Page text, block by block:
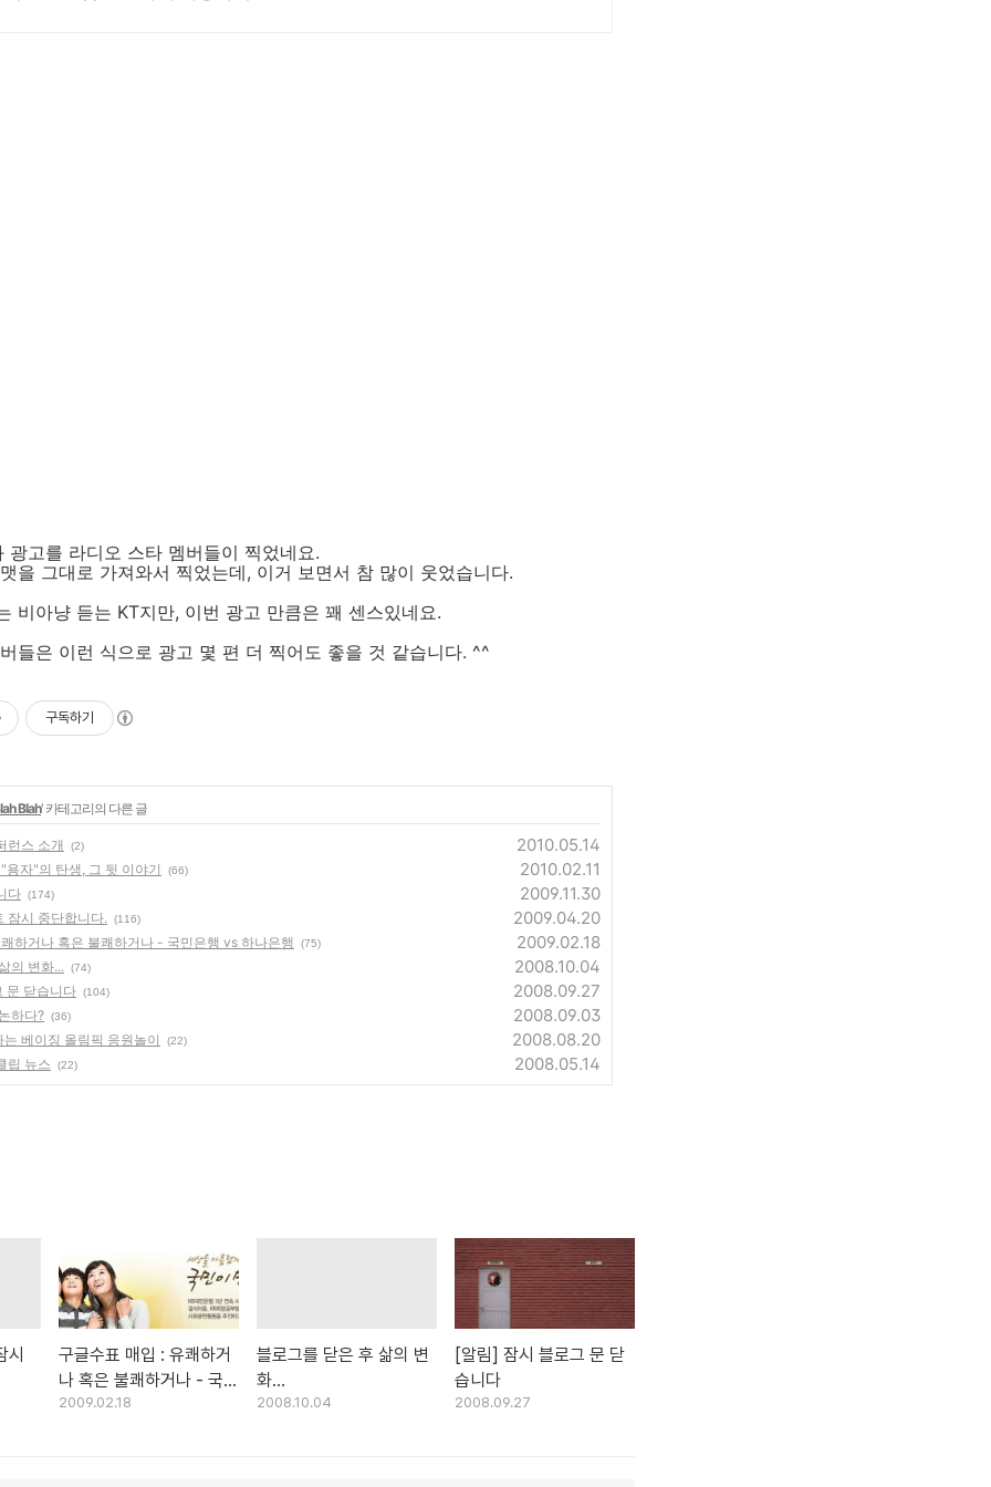
광고를 라디오 스타 멤버들이 찍었네요.
을 그대로 가져와서 찍었는데, 이거 보면서 참 많이 웃었습니다.
비아냥 듣는 KT지만, 이번 광고 만큼은 꽤 센스있네요.
들은 이런 식으로 광고 몇 편 더 찍어도 좋을 것 같습니다. ^^
구독하기
Blah' 카테고리의 다른 글
런스 소개 (2) 2010.05.14
자"의 탄생, 그 뒷 이야기 (66) 2010.02.11
다 (174) 2009.11.30
잠시 중단합니다. (116) 2009.04.20
하거나 혹은 불쾌하거나 - 국민은행 vs 하나은행 (75) 2009.02.18
의 변화... (74) 2008.10.04
문 닫습니다 (104) 2008.09.27
하다? (36) 2008.09.03
베이징 올림픽 응원놀이 (22) 2008.08.20
립 뉴스 (22) 2008.05.14
시
구글수표 매입 : 유쾌하거
나 혹은 불쾌하거나 - 국민
은행 vs 하나은행
2009.02.18
블로그를 닫은 후 삶의 변
화...
2008.10.04
[알림] 잠시 블로그 문 닫
습니다
2008.09.27